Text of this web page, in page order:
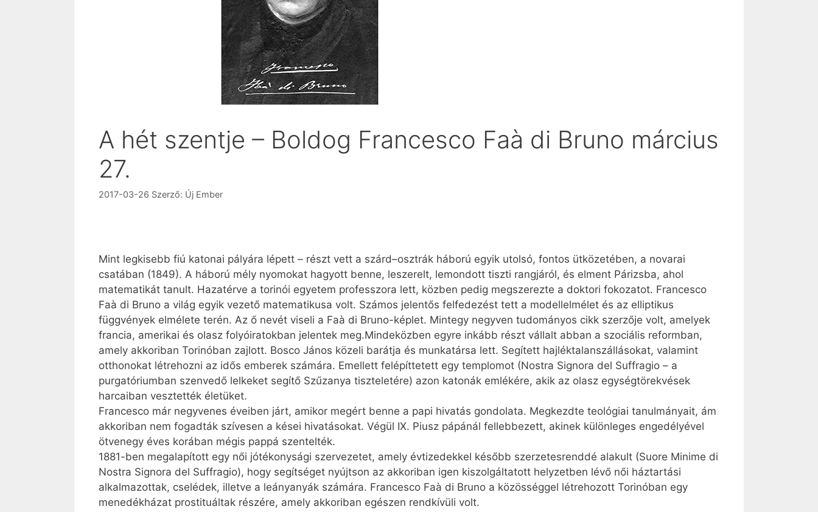
A hét szentje – Boldog Francesco Faà di Bruno március
27.
2017-03-26 Szerző: Új Ember
Mint legkisebb fiú katonai pályára lépett – részt vett a szárd–osztrák háború egyik utolsó, fontos ütközetében, a novarai
csatában (1849). A háború mély nyomokat hagyott benne, leszerelt, lemondott tiszti rangjáról, és elment Párizsba, ahol
matematikát tanult. Hazatérve a torinói egyetem professzora lett, közben pedig megszerezte a doktori fokozatot. Francesco
Faà di Bruno a világ egyik vezető matematikusa volt. Számos jelentős felfedezést tett a modellelmélet és az elliptikus
függvények elmélete terén. Az ő nevét viseli a Faà di Bruno-képlet. Mintegy negyven tudományos cikk szerzője volt, amelyek
francia, amerikai és olasz folyóiratokban jelentek meg.Mindeközben egyre inkább részt vállalt abban a szociális reformban,
amely akkoriban Torinóban zajlott. Bosco János közeli barátja és munkatársa lett. Segített hajléktalanszállásokat, valamint
otthonokat létrehozni az idős emberek számára. Emellett felépíttetett egy templomot (Nostra Signora del Suffragio – a
purgatóriumban szenvedő lelkeket segítő Szűzanya tiszteletére) azon katonák emlékére, akik az olasz egységtörekvések
harcaiban vesztették életüket.
Francesco már negyvenes éveiben járt, amikor megért benne a papi hivatás gondolata. Megkezdte teológiai tanulmányait, ám
akkoriban nem fogadták szívesen a kései hivatásokat. Végül IX. Piusz pápánál fellebbezett, akinek különleges engedélyével
ötvenegy éves korában mégis pappá szentelték.
1881-ben megalapított egy női jótékonysági szervezetet, amely évtizedekkel később szerzetesrenddé alakult (Suore Minime di
Nostra Signora del Suff­ragio), hogy segítséget nyújtson az akkoriban igen kiszolgáltatott helyzetben lévő női háztartási
alkalmazottak, cselédek, illetve a leányanyák számára. Francesco Faà di Bruno a közösséggel létrehozott Torinóban egy
menedékházat prostituáltak részére, amely akkoriban egészen rendkívüli volt.